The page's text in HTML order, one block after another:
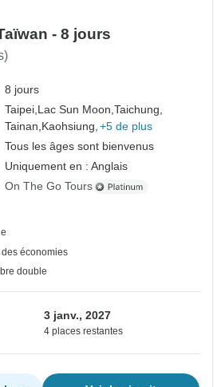
- 8 jours
8 jours
Taipei, Lac Sun Moon,Taichung,
Tainan, Kaohsiung, +5 de plus
Tous les âges sont bienvenus
Uniquement en : Anglais
On The Go Tours
économies
double
3 janv., 2027
4 places restantes